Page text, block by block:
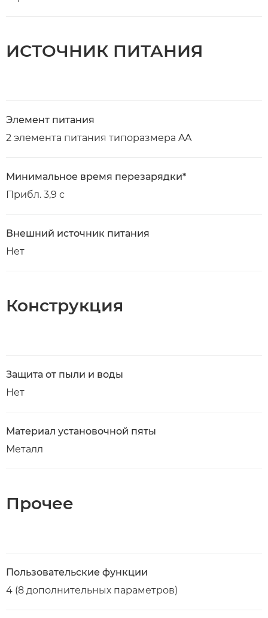
ИСТОЧНИК ПИТАНИЯ
Элемент питания
2 элемента питания типоразмера AA
Минимальное время перезарядки*
Прибл. 3,9 с
Внешний источник питания
Нет
Конструкция
Защита от пыли и воды
Нет
Материал установочной пяты
Металл
Прочее
Пользовательские функции
4 (8 дополнительных параметров)